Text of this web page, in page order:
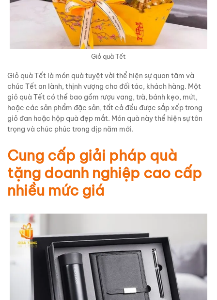
Giỏ quà Tết
Giỏ quà Tết là món quà tuyệt vời thể hiện sự quan tâm và
chúc Tết an lành, thịnh vượng cho đối tác, khách hàng. Một
giỏ quà Tết có thể bao gồm rượu vang, trà, bánh kẹo, mứt,
hoặc các sản phẩm đặc sản, tất cả đều được sắp xếp trong
giỏ đan hoặc hộp quà đẹp mắt. Món quà này thể hiện sự tôn
trọng và chúc phúc trong dịp năm mới.
Cung cấp giải pháp quà
tặng doanh nghiệp cao cấp
nhiều mức giá